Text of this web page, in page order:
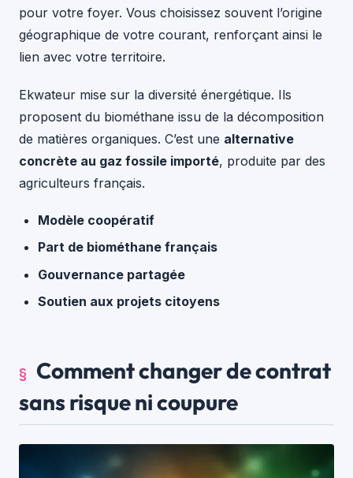
pour votre foyer. Vous choisissez souvent l’origine
géographique de votre courant, renforçant ainsi le
lien avec votre territoire.
Ekwateur mise sur la diversité énergétique. Ils
proposent du biométhane issu de la décomposition
de matières organiques. C’est une alternative
concrète au gaz fossile importé, produite par des
agriculteurs français.
Modèle coopératif
Part de biométhane français
Gouvernance partagée
Soutien aux projets citoyens
Comment changer de contrat
sans risque ni coupure